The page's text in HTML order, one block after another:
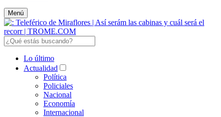
Menú
Lo último
Actualidad
Política
Policiales
Nacional
Economía
Internacional